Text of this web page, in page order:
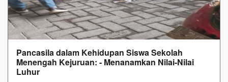
Pancasila dalam Kehidupan Siswa Sekolah
Menengah Kejuruan: - Menanamkan Nilai-Nilai
Luhur